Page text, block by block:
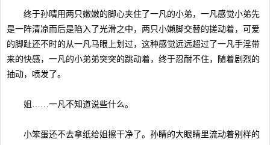
终于孙晴用两只嫩嫩的脚心夹住了一凡的小弟，一凡感觉小弟先
是一阵清凉而后是陷入了光滑之中，两只小嬾脚交替的搓动着，可爱
的脚趾还不时的从一凡马眼上划过，这种感觉远远超过了一凡手淫带
来的快感，一凡的小弟弟突突的跳动着，终于忍耐不住，随着剧烈的
抽动，喷发了。
姐……一凡不知道说些什么。
小笨蛋还不去拿纸给姐擦干净了。孙睛的大眼睛里流动着别样的